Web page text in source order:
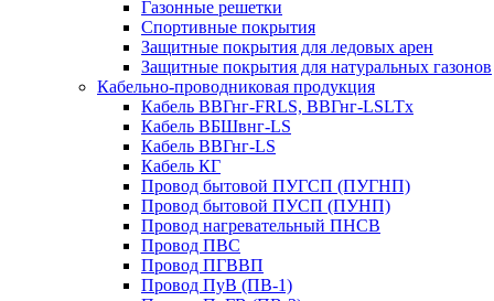
Газонные решетки
Спортивные покрытия
Защитные покрытия для ледовых арен
Защитные покрытия для натуральных газонов
Кабельно-проводниковая продукция
Кабель ВВГнг-FRLS, ВВГнг-LSLTx
Кабель ВБШвнг-LS
Кабель ВВГнг-LS
Кабель КГ
Провод бытовой ПУГСП (ПУГНП)
Провод бытовой ПУСП (ПУНП)
Провод нагревательный ПНСВ
Провод ПВС
Провод ПГВВП
Провод ПуВ (ПВ-1)